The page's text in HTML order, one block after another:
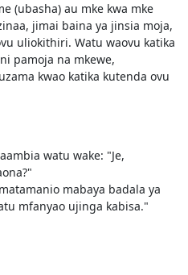
(ubasha) au mke kwa mke
jimai baina ya jinsia moja,
uliokithiri. Watu waovu katika
pamoja na mkewe,
kwao katika kutenda ovu
watu wake: "Je,
mabaya badala ya
mfanyao ujinga kabisa."